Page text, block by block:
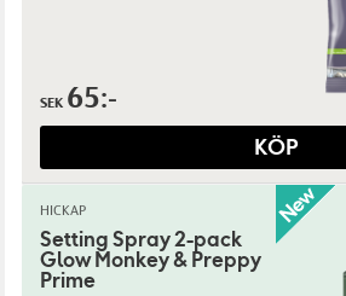
SEK 65:-
KÖP
HICKAP
Setting Spray 2-pack
Glow Monkey & Preppy
Prime